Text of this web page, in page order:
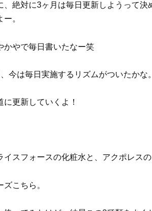
、絶対に3ヶ月は毎日更新しようって
。
かやで毎日書いたなー笑
今は毎日実施するリズムがついたかな。
に更新していくよ！
イスフォースの化粧水と、アクポレス
こちら。